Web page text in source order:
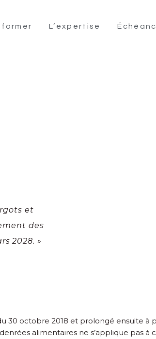
L’expertise
et
des
2028. »
octobre 2018 et prolongé ensuite à
alimentaires ne s’applique pas à